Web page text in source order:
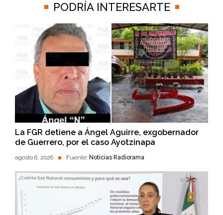
PODRÍA INTERESARTE
La FGR detiene a Ángel Aguirre, exgobernador
de Guerrero, por el caso Ayotzinapa
agosto 6, 2026 Fuente: Noticias Radiorama